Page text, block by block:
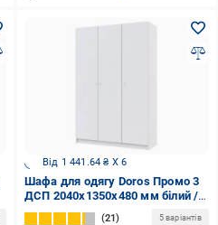
Від 1 441.64 ₴ X 6
Шафа для одягу Doros Промо 3
ДСП 2040х1350х480 мм білий /
білий
21 5 варіантів